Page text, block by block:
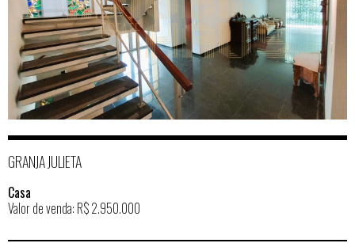
GRANJA JULIETA
Casa
Valor de venda: R$ 2.950.000